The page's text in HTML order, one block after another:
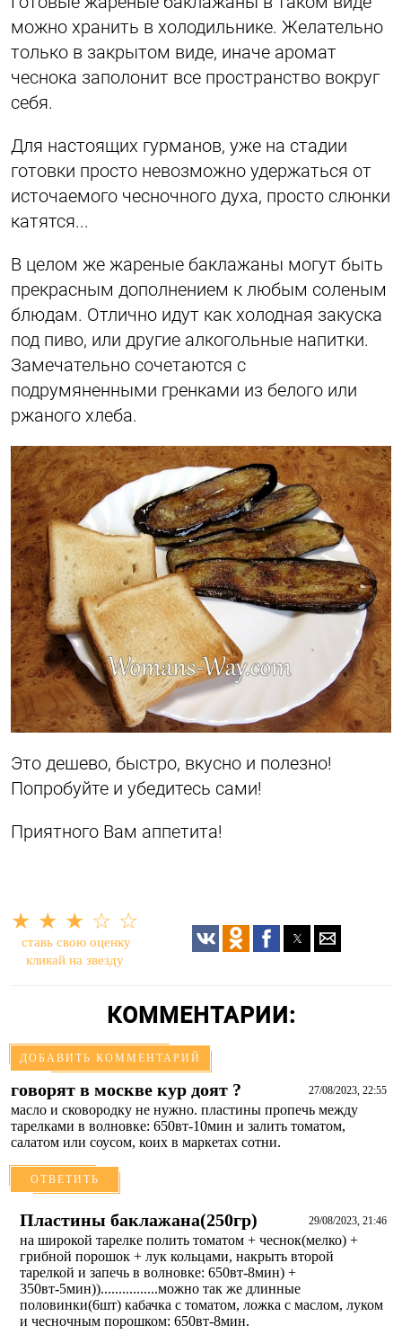
можно хранить в холодильнике. Желательно
только в закрытом виде, иначе аромат
чеснока заполонит все пространство вокруг
себя.
Для настоящих гурманов, уже на стадии
готовки просто невозможно удержаться от
источаемого чесночного духа, просто слюнки
катятся...
В целом же жареные баклажаны могут быть
прекрасным дополнением к любым соленым
блюдам. Отлично идут как холодная закуска
под пиво, или другие алкогольные напитки.
Замечательно сочетаются с
подрумяненными гренками из белого или
ржаного хлеба.
Это дешево, быстро, вкусно и полезно!
Попробуйте и убедитесь сами!
Приятного Вам аппетита!
★ ★ ★ ☆ ☆
ставь свою оценку
кликай на звезду
КОММЕНТАРИИ:
ДОБАВИТЬ КОММЕНТАРИЙ
говорят в москве кур доят ? 27/08/2023, 22:55
масло и сковородку не нужно. пластины пропечь между
тарелками в волновке: 650вт-10мин и залить томатом,
салатом или соусом, коих в маркетах сотни.
ОТВЕТИТЬ
Пластины баклажана(250гр) 29/08/2023, 21:46
на широкой тарелке полить томатом + чеснок(мелко) +
грибной порошок + лук кольцами, накрыть второй
тарелкой и запечь в волновке: 650вт-8мин) +
350вт-5мин))................можно так же длинные
половинки(6шт) кабачка с томатом, ложка с маслом, луком
и чесночным порошком: 650вт-8мин.